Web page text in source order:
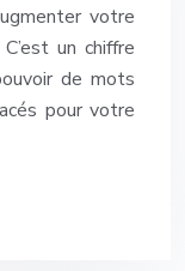
votre
un chiffre
de mots
pour votre